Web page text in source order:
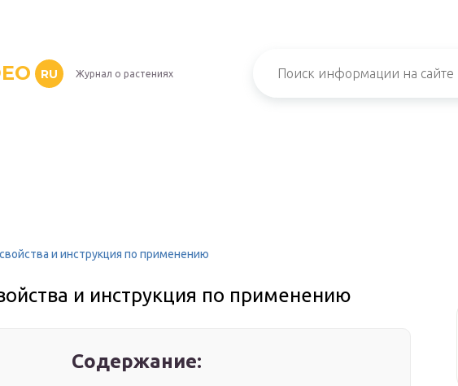
RU Журнал о растениях
и инструкция по применению
и инструкция по применению
Содержание: